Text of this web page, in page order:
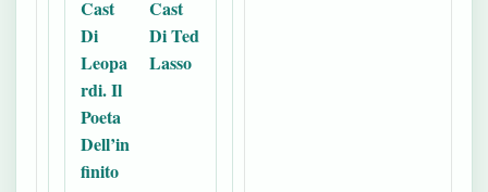
Cast
Di
Leopa
rdi. Il
Poeta
Dell’in
finito
Cast
Di Ted
Lasso